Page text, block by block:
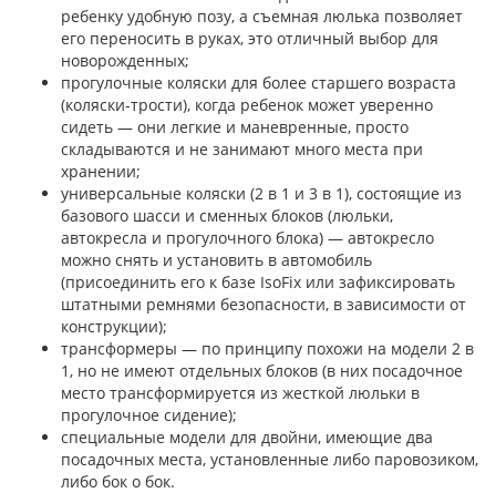
ребенку удобную позу, а съемная люлька позволяет
его переносить в руках, это отличный выбор для
новорожденных;
прогулочные коляски для более старшего возраста
(коляски-трости), когда ребенок может уверенно
сидеть — они легкие и маневренные, просто
складываются и не занимают много места при
хранении;
универсальные коляски (2 в 1 и 3 в 1), состоящие из
базового шасси и сменных блоков (люльки,
автокресла и прогулочного блока) — автокресло
можно снять и установить в автомобиль
(присоединить его к базе IsoFix или зафиксировать
штатными ремнями безопасности, в зависимости от
конструкции);
трансформеры — по принципу похожи на модели 2 в
1, но не имеют отдельных блоков (в них посадочное
место трансформируется из жесткой люльки в
прогулочное сидение);
специальные модели для двойни, имеющие два
посадочных места, установленные либо паровозиком,
либо бок о бок.